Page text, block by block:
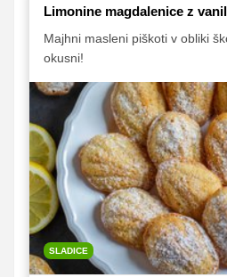
Limonine magdalenice z
Majhni masleni piškoti v obliki
okusni!
SLADICE